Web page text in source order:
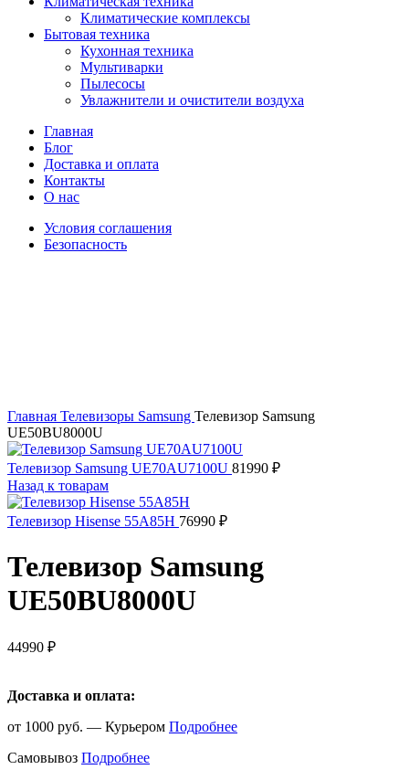
Климатические комплексы
Бытовая техника
Кухонная техника
Мультиварки
Пылесосы
Увлажнители и очистители воздуха
Главная
Блог
Доставка и оплата
Контакты
О нас
Условия соглашения
Безопасность
Главная Телевизоры Samsung Телевизор Samsung
UE50BU8000U
Телевизор Samsung UE70AU7100U 81990 ₽
Назад к товарам
Телевизор Hisense 55A85H 76990 ₽
Телевизор Samsung
UE50BU8000U
44990 ₽
Доставка и оплата:
от 1000 руб. — Курьером Подробнее
Самовывоз Подробнее